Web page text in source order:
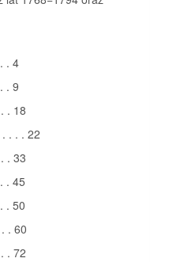
. 4
. 9
. 18
. . . 22
. 33
. 45
. 50
. 60
. 72